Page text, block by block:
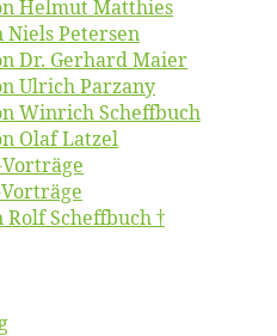
Hel­mut Matthies
Petersen
Dr. Ger­hard Maier
Ul­rich Parzany
Win­rich Scheffbuch
Olaf Latzel
Scheffbuch †